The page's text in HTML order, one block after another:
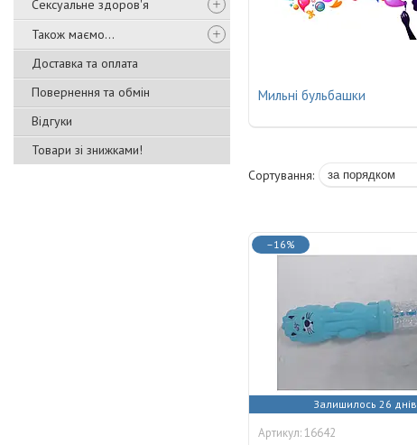
Сексуальне здоров'я
Також маємо...
Доставка та оплата
Повернення та обмін
Відгуки
Товари зі знижками!
Мильні бульбашки
–16%
Залишилось 26 днів
16642